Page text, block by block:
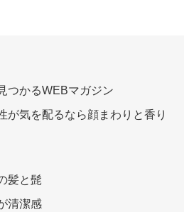
つかるWEBマガジン
が気を配るなら顔まわりと香り
髪と髭
清潔感